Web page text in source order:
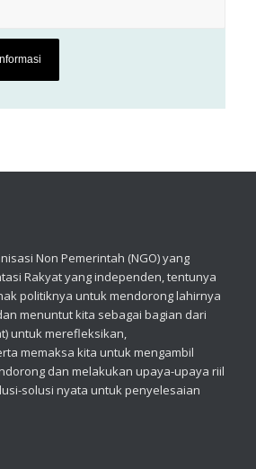
Non Pemerintah (NGO) yang
Rakyat yang independen, tentunya
politiknya untuk mendorong lahirnya
menuntut kita sebagai bagian dari
untuk merefleksikan,
memaksa kita untuk mengambil
dan melakukan upaya-upaya riil
solusi nyata untuk penyelesaian